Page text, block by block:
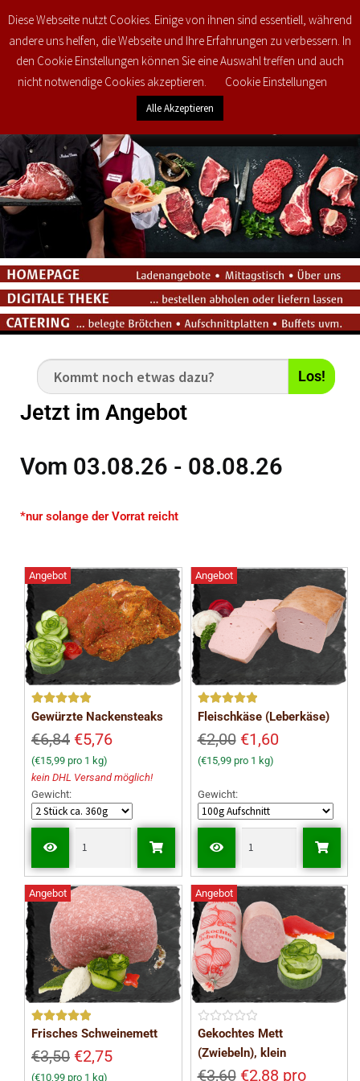
€0,00 0
Los!
Jetzt im Angebot
Vom 03.08.26 - 08.08.26
*nur solange der Vorrat reicht
Angebot
Bewerte
von 5
Gewürzte Nackensteaks
€6,84 €5,76
(€15,99 pro 1 kg)
kein DHL Versand möglich!
Gewicht:
Angebot
Bewerte
von 5
Fleischkäse (Leberkäse)
€2,00 €1,60
(€15,99 pro 1 kg)
Gewicht:
Angebot
Bewerte
von 5
Frisches Schweinemett
€3,50 €2,75
(€10,99 pro 1 kg)
Angebot
B
e
Gekochtes Mett
(Zwiebeln), klein
€3,60 €2,88 pro
Diese Webseite nutzt Cookies. Einige von ihnen sind essentiell, während
andere uns helfen, die Webseite und Ihre Erfahrungen zu verbessern. In
den Cookie Einstellungen können Sie eine Auswahl treffen und auch
nicht notwendige Cookies akzeptieren.
Cookie Einstellungen
Alle Akzeptieren